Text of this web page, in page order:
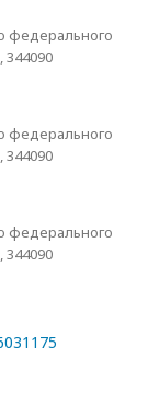
федерального
344090
федерального
344090
федерального
344090